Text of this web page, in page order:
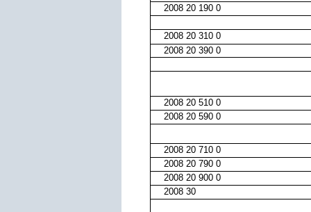
2008 20 190 0
2008 20 310 0
2008 20 390 0
2008 20 510 0
2008 20 590 0
2008 20 710 0
2008 20 790 0
2008 20 900 0
2008 30